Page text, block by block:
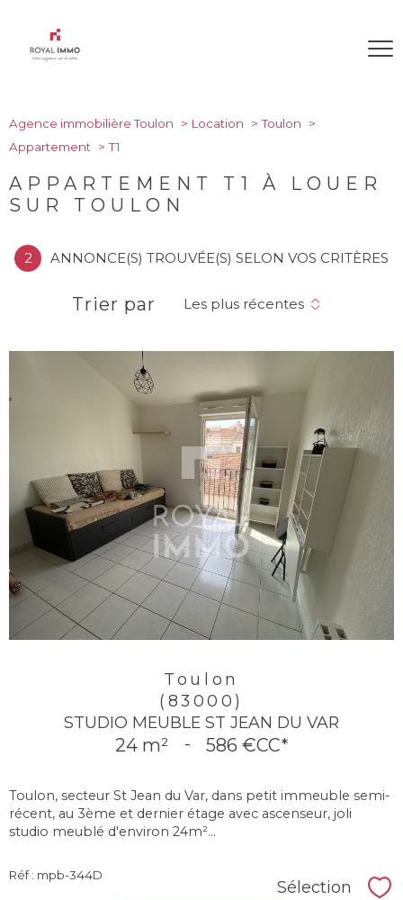
Agence immobilière Toulon Location
Toulon
Appartement
T1
APPARTEMENT T1 À LOUER
SUR TOULON
2 ANNONCE(S) TROUVÉE(S) SELON VOS CRITÈRES
Trier par Les plus récentes
Toulon
(83000)
STUDIO MEUBLE ST JEAN DU VAR
24 m² - 586 €CC*
Toulon, secteur St Jean du Var, dans petit immeuble semi-
récent, au 3ème et dernier étage avec ascenseur, joli
studio meublé d'environ 24m²...
Réf : mpb-344D
Sélection